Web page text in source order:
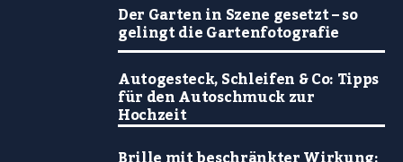
Der Garten in Szene gesetzt – so
gelingt die Gartenfotografie
Autogesteck, Schleifen & Co: Tipps
für den Autoschmuck zur
Hochzeit